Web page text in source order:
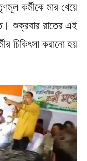
কর্মীকে মার খেয়ে
শুক্রবার রাতের এই
চিকিৎসা করানো হয়